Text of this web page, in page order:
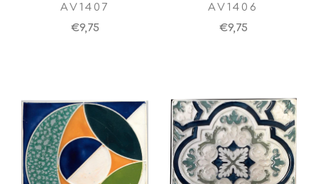
AV1407
€9,75
AV1406
€9,75